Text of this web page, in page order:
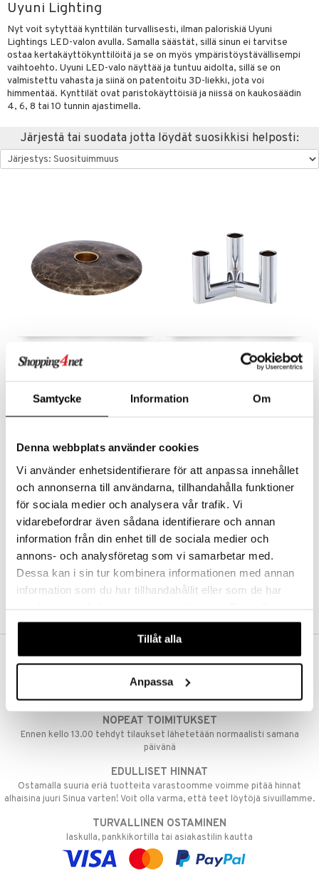
Samtycke Information Om
Denna webbplats använder cookies
Vi använder enhetsidentifierare för att anpassa innehållet
och annonserna till användarna, tillhandahålla funktioner
för sociala medier och analysera vår trafik. Vi
vidarebefordrar även sådana identifierare och annan
information från din enhet till de sociala medier och
annons- och analysföretag som vi samarbetar med.
Dessa kan i sin tur kombinera informationen med annan
information som du har tillhandahållit eller som de har
våra cookies vid fortsatt användande av vår webbplats.
Tillåt alla
Anpassa
Uyuni Lighting
Nyt voit sytyttää kynttilän turvallisesti, ilman paloriskiä Uyuni
Lightings LED-valon avulla. Samalla säästät, sillä sinun ei tarvitse
ostaa kertakäyttökynttilöitä ja se on myös ympäristöystävällisempi
vaihtoehto. Uyuni LED-valo näyttää ja tuntuu aidolta, sillä se on
valmistettu vahasta ja siinä on patentoitu 3D-liekki, jota voi
himmentää. Kynttilät ovat paristokäyttöisiä ja niissä on kaukosäädin
4, 6, 8 tai 10 tunnin ajastimella.
Järjestä tai suodata jotta löydät suosikkisi helposti:
UYUNI Chamber
Kynttilänjalka Marmori
29,99 €
UYUNI Matrix Kynttilänjalka
22,99
& Sähkövatkaimet
koneet
& Cocktailasit
& Aveclasit
lautaset
Maustemyllyt
& Kulhot
Siivous
Leivontavuoat
& Vihannesveitset
tekstiilit
& Tyynyliinat
& Peitot
& Korit
& Veistokset
Art
& Lyhdyt
& Koukut
tekstiilit
tekstiilit
tekstiilit
& Peitot
& Lyhdyt
& vastauksia
Aina maksuton vaihtoehto, huolimatta siitä ostatko yksittäisen
tuotteen tai koko tilauksellesi joka ylittää 50 €.
NOPEAT TOIMITUKSET
Ennen kello 13.00 tehdyt tilaukset lähetetään normaalisti samana
päivänä
EDULLISET HINNAT
Ostamalla suuria eriä tuotteita varastoomme voimme pitää hinnat
alhaisina juuri Sinua varten! Voit olla varma, että teet löytöjä sivuillamme.
TURVALLINEN OSTAMINEN
laskulla, pankkikortilla tai asiakastilin kautta